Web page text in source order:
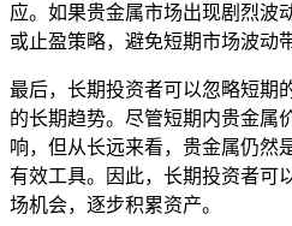
应。如果贵金属市场出现剧烈波
或止盈策略，避免短期市场波动
最后，长期投资者可以忽略短期
的长期趋势。尽管短期内贵金属
响，但从长远来看，贵金属仍然
有效工具。因此，长期投资者可
场机会，逐步积累资产。